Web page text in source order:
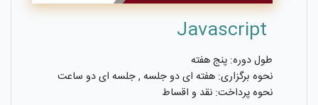
Javascript
طول دوره: پنج هفته
نحوه برگزاری: هفته ای دو جلسه , جلسه ای دو ساعت
نحوه پرداخت: نقد و اقساط